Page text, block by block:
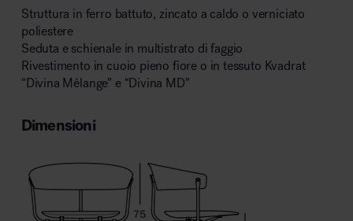
Struttura in ferro battuto, zincato a caldo o verniciato
poliestere
Seduta e schienale in multistrato di faggio
Rivestimento in cuoio pieno fiore o in tessuto Kvadrat
“Divina Mélange” e “Divina MD”
Dimensioni